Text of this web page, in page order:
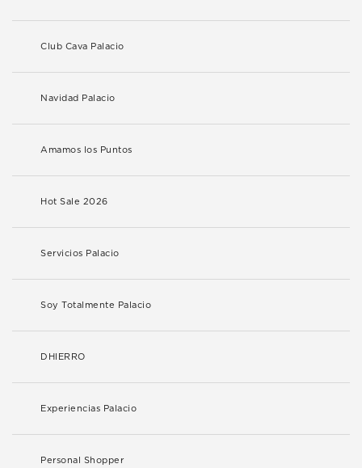
Club Cava Palacio
Navidad Palacio
Amamos los Puntos
Hot Sale 2026
Servicios Palacio
Soy Totalmente Palacio
DHIERRO
Experiencias Palacio
Personal Shopper